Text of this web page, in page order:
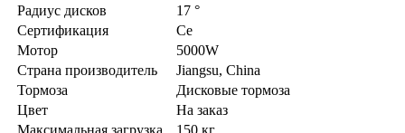
Радиус дисков
17 °
Сертификация
Ce
Мотор
5000W
Страна производитель
Jiangsu, China
Тормоза
Дисковые тормоза
Цвет
На заказ
Максимальная загрузка
150 кг